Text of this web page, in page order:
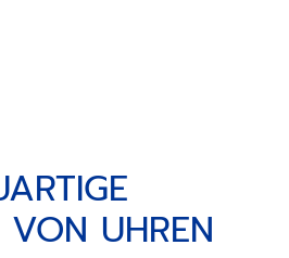
VON UHREN